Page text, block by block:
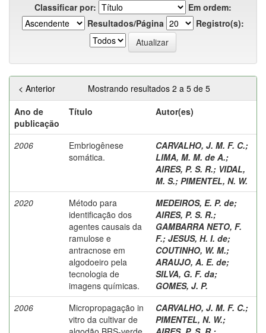
Classificar por:
Em ordem:
Resultados/Página
Registro(s):
Mostrando resultados 2 a 5 de 5
< Anterior
Ano de
publicação
Título Autor(es)
2006
Embriogênese
somática.
CARVALHO, J. M. F. C.;
LIMA, M. M. de A.;
AIRES, P. S. R.; VIDAL,
M. S.; PIMENTEL, N. W.
2020
Método para
identificação dos
agentes causais da
ramulose e
antracnose em
algodoeiro pela
tecnologia de
imagens químicas.
MEDEIROS, E. P. de;
AIRES, P. S. R.;
GAMBARRA NETO, F.
F.; JESUS, H. I. de;
COUTINHO, W. M.;
ARAUJO, A. E. de;
SILVA, G. F. da;
GOMES, J. P.
2006
Micropropagação in
vitro da cultivar de
CARVALHO, J. M. F. C.;
PIMENTEL, N. W.;